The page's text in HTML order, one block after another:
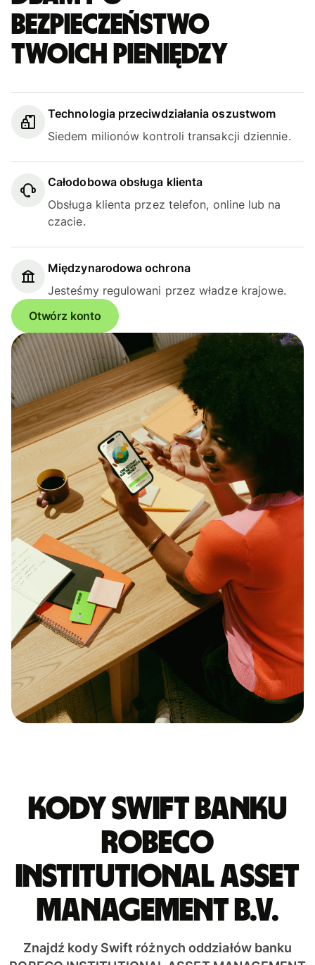
bezpieczeństwo
Twoich pieniędzy
Technologia przeciwdziałania oszustwom
Siedem milionów kontroli transakcji dziennie.
Całodobowa obsługa klienta
Obsługa klienta przez telefon, online lub na
czacie.
Międzynarodowa ochrona
Jesteśmy regulowani przez władze krajowe.
Otwórz konto
Kody Swift banku
ROBECO
INSTITUTIONAL ASSET
MANAGEMENT B.V.
Znajdź kody Swift różnych oddziałów banku